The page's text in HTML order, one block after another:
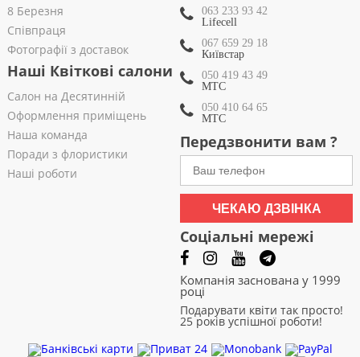
8 Березня
Співпраця
Фотографії з доставок
Наші Квіткові салони
Салон на Десятинній
Оформлення приміщень
Наша команда
Поради з флористики
Наші роботи
063 233 93 42
Lifecell
067 659 29 18
Київстар
050 419 43 49
МТС
050 410 64 65
МТС
Передзвонити вам ?
ЧЕКАЮ ДЗВІНКА
Соціальні мережі
Компанія заснована у 1999
році
Подарувати квіти так просто!
25 років успішної роботи!